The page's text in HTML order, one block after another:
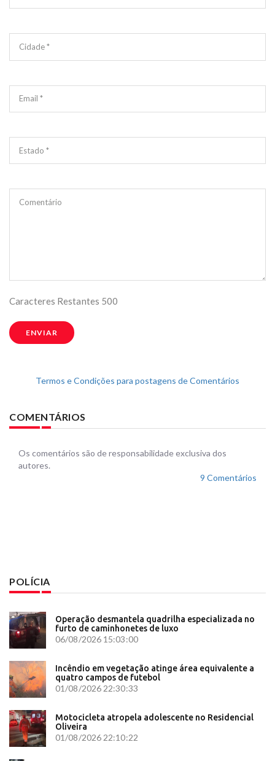
Cidade *
Email *
Estado *
Comentário
Caracteres Restantes 500
ENVIAR
Termos e Condições para postagens de Comentários
COMENTÁRIOS
Os comentários são de responsabilidade exclusiva dos
autores.
9 Comentários
POLÍCIA
Operação desmantela quadrilha especializada no
furto de caminhonetes de luxo
06/08/2026 15:03:00
Incêndio em vegetação atinge área equivalente a
quatro campos de futebol
01/08/2026 22:30:33
Motocicleta atropela adolescente no Residencial
Oliveira
01/08/2026 22:10:22